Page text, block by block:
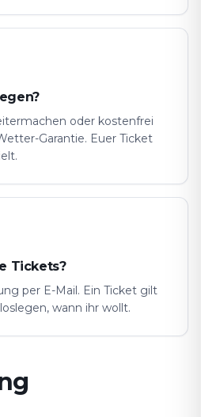
oder kostenfrei
Garantie. Euer Ticket
Tickets?
per E-Mail. Ein Ticket gilt
wann ihr wollt.